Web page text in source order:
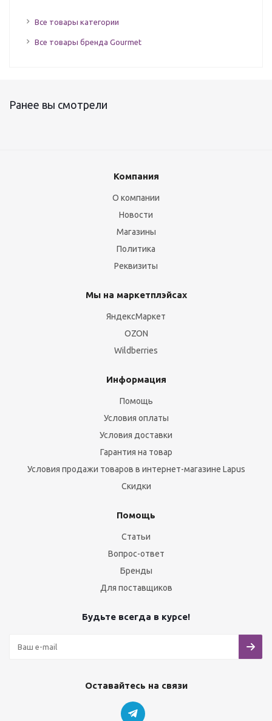
Все товары категории
Все товары бренда Gourmet
Ранее вы смотрели
Компания
О компании
Новости
Магазины
Политика
Реквизиты
Мы на маркетплэйсах
ЯндексМаркет
OZON
Wildberries
Информация
Помощь
Условия оплаты
Условия доставки
Гарантия на товар
Условия продажи товаров в интернет-магазине Lapus
Скидки
Помощь
Статьи
Вопрос-ответ
Бренды
Для поставщиков
Будьте всегда в курсе!
Оставайтесь на связи